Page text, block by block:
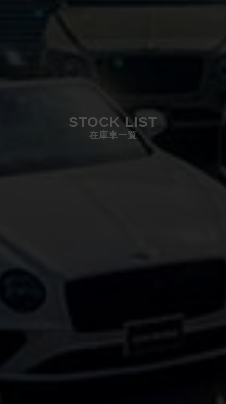
STOCK LIST
在庫車一覧